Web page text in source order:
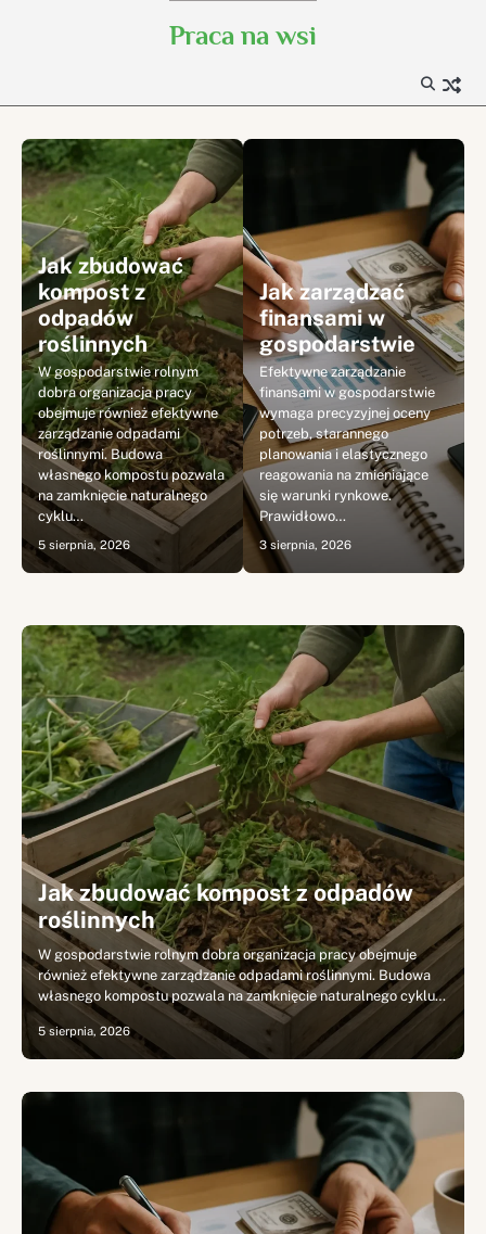
Praca na wsi
Jak zbudować
kompost z
odpadów
roślinnych
W gospodarstwie rolnym
dobra organizacja pracy
obejmuje również efektywne
zarządzanie odpadami
roślinnymi. Budowa
własnego kompostu pozwala
na zamknięcie naturalnego
cyklu…
5 sierpnia, 2026
Jak zarządzać
finansami w
gospodarstwie
Efektywne zarządzanie
finansami w gospodarstwie
wymaga precyzyjnej oceny
potrzeb, starannego
planowania i elastycznego
reagowania na zmieniające
się warunki rynkowe.
Prawidłowo…
3 sierpnia, 2026
Jak zbudować kompost z odpadów
roślinnych
W gospodarstwie rolnym dobra organizacja pracy obejmuje
również efektywne zarządzanie odpadami roślinnymi. Budowa
własnego kompostu pozwala na zamknięcie naturalnego cyklu…
5 sierpnia, 2026